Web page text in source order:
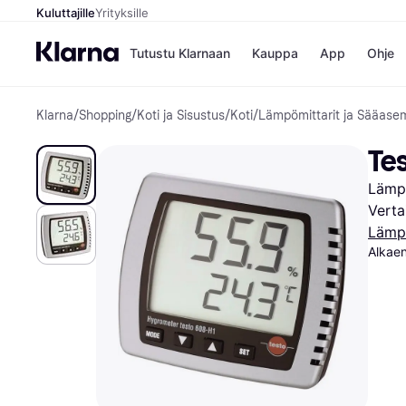
KuluttajilleYrityksille
Tutustu Klarnaan Kauppa
Kaupat
Gigantti
H&M
Peten
Wolt
App Ohje
Klarna/Shopping/Koti ja Sisustus/Koti/Lämpömittarit ja